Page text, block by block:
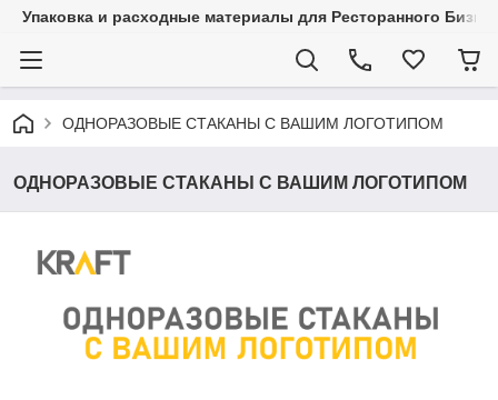
Упаковка и расходные материалы для Ресторанного
ОДНОРАЗОВЫЕ СТАКАНЫ С ВАШИМ ЛОГОТИПОМ
ОДНОРАЗОВЫЕ СТАКАНЫ С ВАШИМ ЛОГОТИПОМ